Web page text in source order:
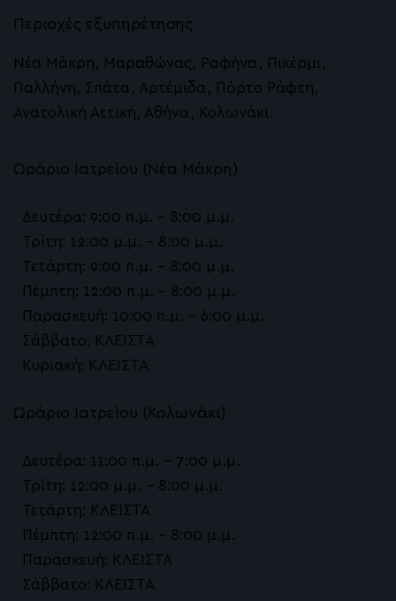
Περιοχές εξυπηρέτησης
Νέα Μάκρη, Μαραθώνας, Ραφήνα, Πικέρμι,
Παλλήνη, Σπάτα, Αρτέμιδα, Πόρτο Ράφτη,
Ανατολική Αττική, Αθήνα, Κολωνάκι.
Ωράριο Ιατρείου (Νέα Μάκρη)
Δευτέρα: 9:00 π.μ. – 8:00 μ.μ.
Τρίτη: 12:00 μ.μ. – 8:00 μ.μ.
Τετάρτη: 9:00 π.μ. – 8:00 μ.μ.
Πέμπτη: 12:00 π.μ. – 8:00 μ.μ.
Παρασκευή: 10:00 π.μ. – 6:00 μ.μ.
Σάββατο: ΚΛΕΙΣΤΑ
Κυριακή: ΚΛΕΙΣΤΑ
Ωράριο Ιατρείου (Κολωνάκι)
Δευτέρα: 11:00 π.μ. – 7:00 μ.μ.
Τρίτη: 12:00 μ.μ. – 8:00 μ.μ.
Τετάρτη: ΚΛΕΙΣΤΑ
Πέμπτη: 12:00 π.μ. – 8:00 μ.μ.
Παρασκευή: ΚΛΕΙΣΤΑ
Σάββατο: ΚΛΕΙΣΤΑ